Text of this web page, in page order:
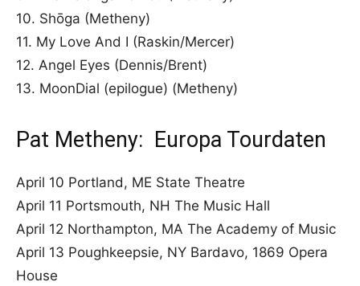
10. Shōga (Metheny)
11. My Love And I (Raskin/Mercer)
12. Angel Eyes (Dennis/Brent)
13. MoonDial (epilogue) (Metheny)
Pat Metheny: Europa Tourdaten
April 10 Portland, ME State Theatre
April 11 Portsmouth, NH The Music Hall
April 12 Northampton, MA The Academy of Music
April 13 Poughkeepsie, NY Bardavo, 1869 Opera
House